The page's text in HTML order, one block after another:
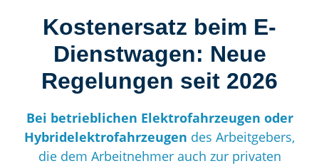
Kostenersatz beim E-
Dienstwagen: Neue
Regelungen seit 2026
Bei betrieblichen Elektrofahrzeugen oder
Hybridelektrofahrzeugen des Arbeitgebers,
die dem Arbeitnehmer auch zur privaten